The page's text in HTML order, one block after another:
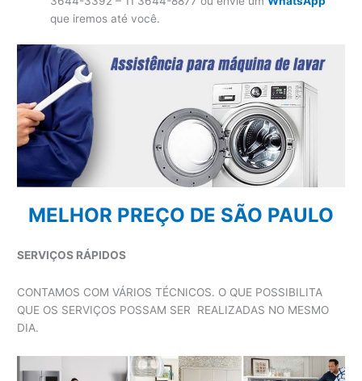
que iremos até você.
MELHOR PREÇO DE SÃO PAULO
SERVIÇOS RÁPIDOS
CONTAMOS COM VÁRIOS TÉCNICOS. O QUE POSSIBILITA
QUE OS SERVIÇOS POSSAM SER REALIZADAS NO MESMO
DIA.